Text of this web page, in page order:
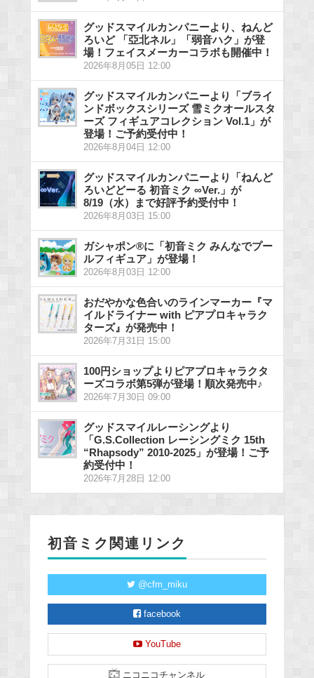
グッドスマイルカンパニーより、ねんど
ろいど 「亞北ネル」「弱音ハク」が登
場！フェイスメーカーコラボも開催中！
2026年8月05日 12:00
グッドスマイルカンパニーより「ブライ
ンドボックスシリーズ 雪ミクオールスタ
ーズ フィギュアコレクション Vol.1」が
登場！ご予約受付中！
2026年8月04日 12:00
グッドスマイルカンパニーより「ねんど
ろいどどーる 初音ミク ∞Ver.」が
8/19（水）まで好評予約受付中！
2026年8月03日 15:00
ガシャポン®に「初音ミク みんなでプー
ルフィギュア」が登場！
2026年8月03日 12:00
おだやかな色合いのラインマーカー『マ
イルドライナー with ピアプロキャラク
ターズ』が発売中！
2026年7月31日 15:00
100円ショップよりピアプロキャラクタ
ーズコラボ第5弾が登場！順次発売中♪
2026年7月30日 09:00
グッドスマイルレーシングより
「G.S.Collection レーシングミク 15th
“Rhapsody” 2010-2025」が登場！ご予
約受付中！
2026年7月28日 12:00
初音ミク関連リンク
@cfm_miku
facebook
YouTube
ニコニコチャンネル